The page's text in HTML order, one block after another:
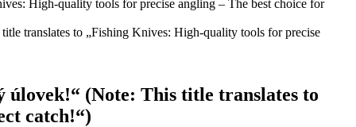
translates to „Fishing Knives: High-quality tools for precise
(Note: This title translates to
catch!“)